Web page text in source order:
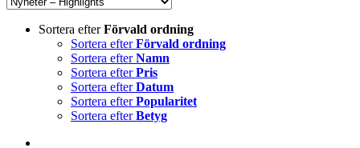
Sortera efterFörvald ordning
Sortera efterFörvald ordning
Sortera efterNamn
Sortera efterPris
Sortera efterDatum
Sortera efterPopularitet
Sortera efterBetyg